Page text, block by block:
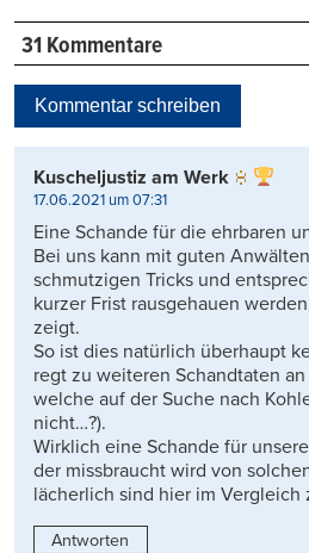
31 Kommentare
Kommentar schreiben
Kuscheljustiz am Werk
17.06.2021 um 07:31
Eine Schande für die ehrbaren
Bei uns kann mit guten
schmutzigen Tricks und
kurzer Frist rausgehauen
zeigt.
So ist dies natürlich überhaupt
regt zu weiteren Schandtaten
welche auf der Suche nach
nicht…?).
Wirklich eine Schande für
der missbraucht wird von
lächerlich sind hier im Vergleich
Antworten